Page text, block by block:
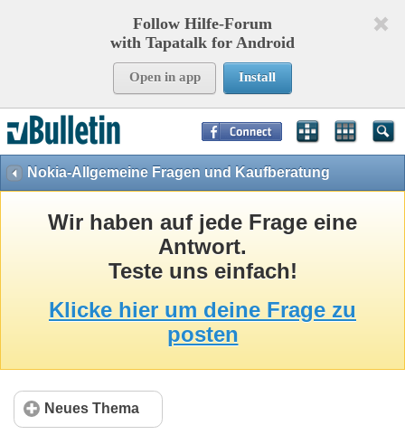
Follow Hilfe-Forum
with Tapatalk for Android
Open in app Install
Nokia-Allgemeine Fragen und Kaufberatung
Wir haben auf jede Frage eine
Antwort.
Teste uns einfach!
Klicke hier um deine Frage zu
posten
Neues Thema
Page Time:0,11449
Templates:29